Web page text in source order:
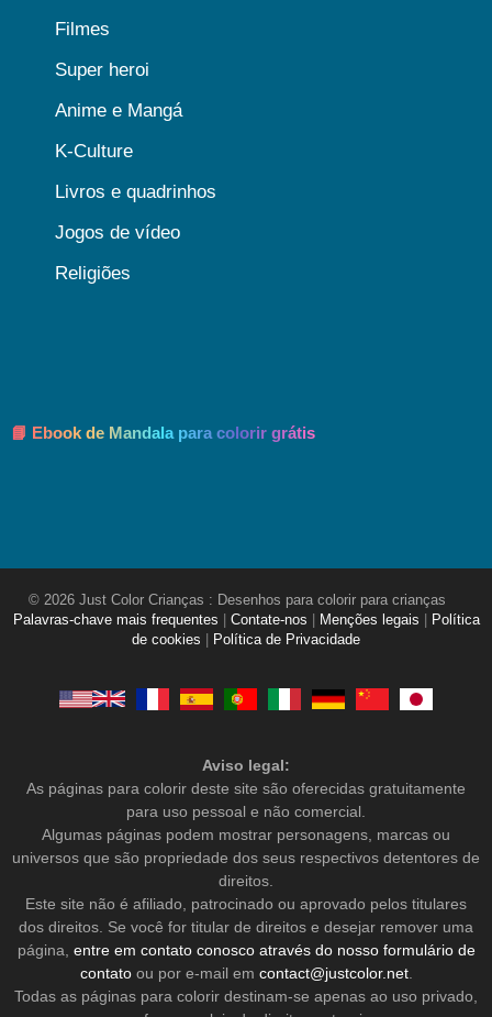
Filmes
Super heroi
Anime e Mangá
K-Culture
Livros e quadrinhos
Jogos de vídeo
Religiões
📘 Ebook de Mandala para colorir grátis
© 2026 Just Color Crianças : Desenhos para colorir para crianças
Palavras-chave mais frequentes
Contate-nos Menções legais
Política
de cookies
Política de Privacidade
Aviso legal:
As páginas para colorir deste site são oferecidas gratuitamente
para uso pessoal e não comercial.
Algumas páginas podem mostrar personagens, marcas ou
universos que são propriedade dos seus respectivos detentores de
direitos.
Este site não é afiliado, patrocinado ou aprovado pelos titulares
dos direitos. Se você for titular de direitos e desejar remover uma
página, entre em contato conosco através do nosso formulário de
contatoou por e-mail em contact@justcolor.net.
Todas as páginas para colorir destinam-se apenas ao uso privado,